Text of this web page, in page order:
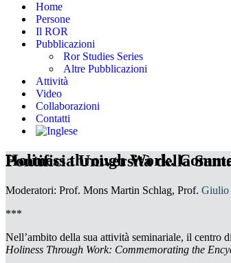
Home
Persone
Il ROR
Pubblicazioni
Ror Studies Series
Altre Pubblicazioni
Attività
Video
Collaborazioni
Contatti
Holiness through Work.
Pontificia Università della
Moderatori: Prof. Mons Martin Schlag, Prof. Giulio
***
Nell’ambito della sua attività seminariale, il
Holiness Through Work: Commemorating the